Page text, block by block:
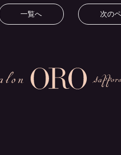
一覧へ 次の